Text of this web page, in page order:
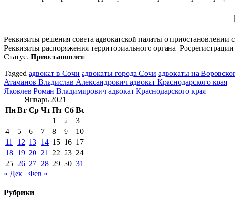
Реквизиты решения совета адвокатской палаты о приостановлении
Реквизиты распоряжения территориального органа
Статус: Приостановлен
Tagged адвокат в Сочи адвокаты города Сочи адвокаты на
Навигация
по
записям
Атаманов Владислав Александрович адвокат Краснодарского края
Яковлев Роман Владимирович адвокат Краснодарского края
Январь 2021
Пн Вт Ср Чт Пт Сб Вс
1
2
3
4
5 6 7 8 9
10
11
12 13 14 15 16 17
18 19 20 21 22 23 24
25 26 27 28 29 30 31
« Дек
Фев »
Рубрики